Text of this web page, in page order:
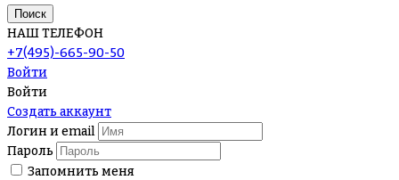
Поиск
НАШ ТЕЛЕФОН
+7(495)-665-90-50
Войти
Войти
Создать аккаунт
Логин и email
Пароль
Запомнить меня